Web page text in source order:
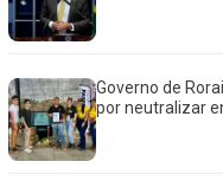
Governo de
por neutralizar